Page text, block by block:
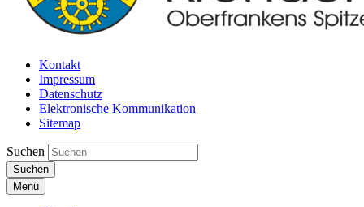
Kontakt
Impressum
Datenschutz
Elektronische Kommunikation
Sitemap
Suchen
Suchen
Menü